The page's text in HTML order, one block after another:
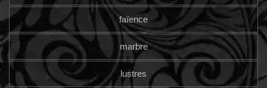
faïence
marbre
lustres